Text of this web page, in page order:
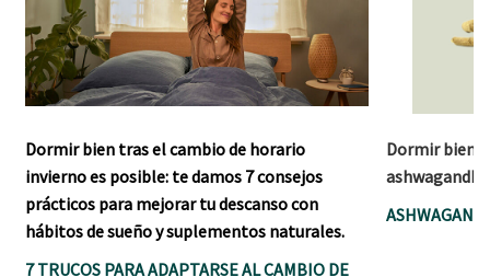
Dormir bien tras el cambio de horario
invierno es posible: te damos 7 consejos
prácticos para mejorar tu descanso con
hábitos de sueño y suplementos naturales.
7 TRUCOS PARA ADAPTARSE AL CAMBIO DE
Dormir bien